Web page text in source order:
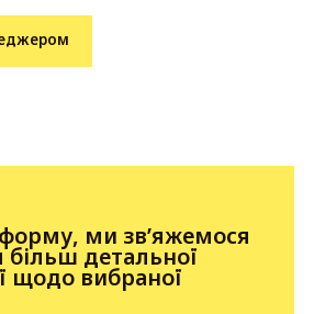
ми зв’яжемося
детальної
щодо вибраної